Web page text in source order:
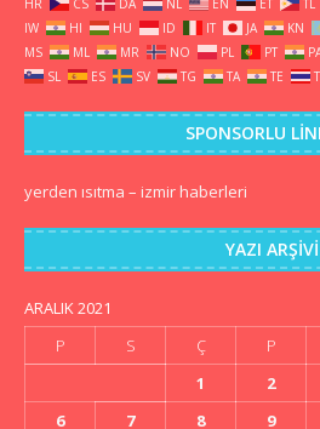
HR
CS DA NL EN ET TL
IW
HI HU ID IT JA KN
MS
ML MR NO PL PT
SL
ES SV TG TA TE
SPONSORLU
yerden ısıtma – izmir haberleri
YAZI ARŞIVI
ARALIK 2021
P
S Ç P
1
2
6
7 8 9